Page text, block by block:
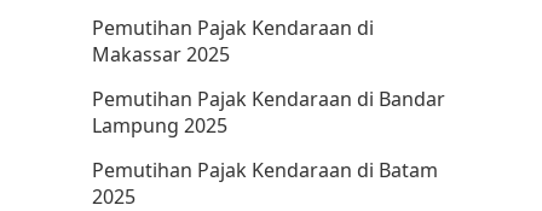
Pemutihan Pajak Kendaraan di
Makassar 2025
Pemutihan Pajak Kendaraan di Bandar
Lampung 2025
Pemutihan Pajak Kendaraan di Batam
2025